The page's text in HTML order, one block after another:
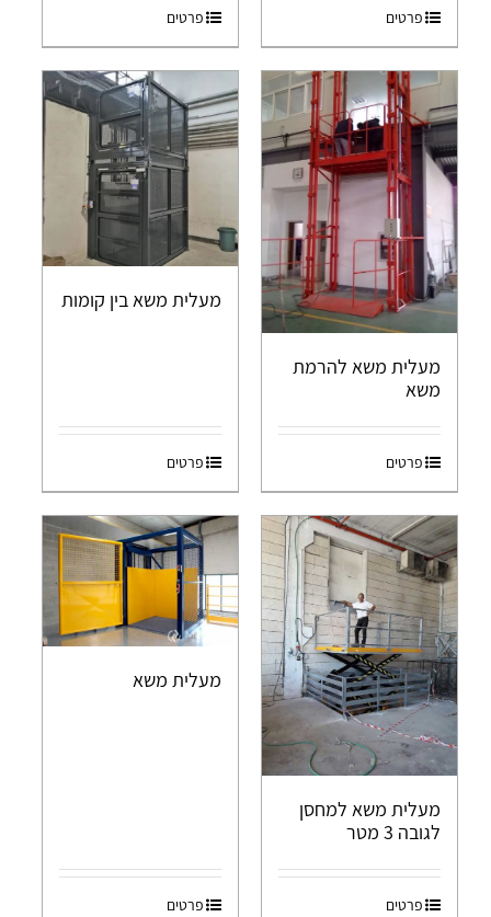
פרטים פרטים
מעלית משא להרמת
משא
פרטים
מעלית משא בין קומות
פרטים
מעלית משא למחסן
לגובה 3 מטר
פרטים
מעלית משא
פרטים